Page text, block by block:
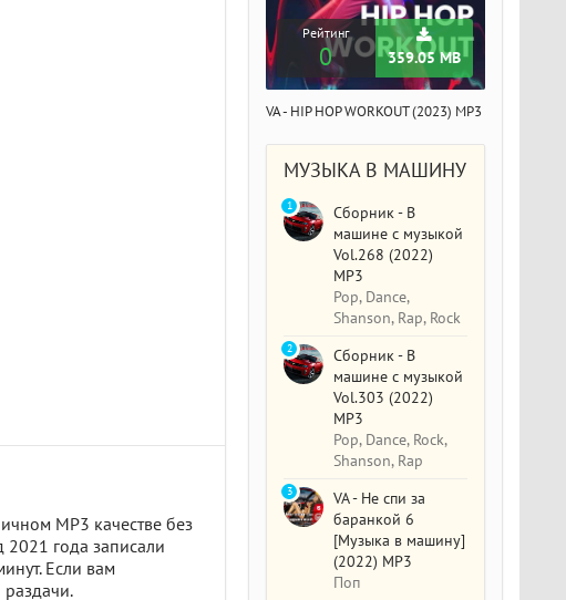
MP3 качестве без
2021 года записали
Если вам
Рейтинг
0 359.05 MB
VA - HIP HOP WORKOUT (2023) MP3
МУЗЫКА В МАШИНУ
Сборник - В
машине с музыкой
Vol.268 (2022)
MP3
Pop, Dance,
Shanson, Rap, Rock
1
Сборник - В
машине с музыкой
Vol.303 (2022)
MP3
Pop, Dance, Rock,
Shanson, Rap
2
VA - Не спи за
баранкой 6
[Музыка в машину]
(2022) MP3
Поп
3